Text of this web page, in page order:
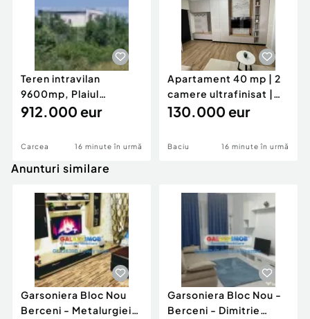
Teren intravilan
9600mp, Plaiul
Vulcanesti, OMV
912.000 eur
Carcea 16 minute în urmă
Apartament 40 mp | 2
camere ultrafinisat |
complet mobilat |
130.000 eur
Baciu 16 minute în urmă
Anunturi similare
Garsoniera Bloc Nou
Berceni - Metalurgiei
Garsoniera Bloc Nou -
Berceni - Dimitrie